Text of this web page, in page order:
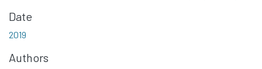
Date
2019
Authors